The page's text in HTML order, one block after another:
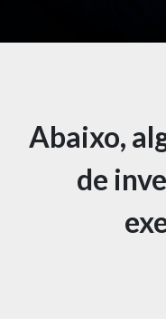
Abaixo,
de